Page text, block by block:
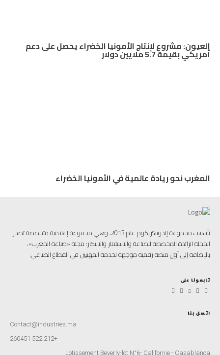
العيون: مشروع لإنتاج الأمونيا الخضراء يحصل على دعم
أمريكي بقيمة 5.7 ملايين دولار
المغرب نحو ريادة عالمية في الأمونيا الخضراء
اتصل بنا
Contact@industries.ma
+212 522 260451
Lotissement Beverly-lot N°6- Californie - Casablanca
تأسست مجموعة إندوستريكوم عام 2013، وهي مجموعة إعلامية متخصصة تصدر
المجلة الرائدة المخصصة للصناعة والاستثمار والابتكار: مجلة «صناعة المغرب»،
بالإضافة إلى أول منصة رقمية موجهة لخدمة المهنيين في القطاع الصناعي.
تابعونا على